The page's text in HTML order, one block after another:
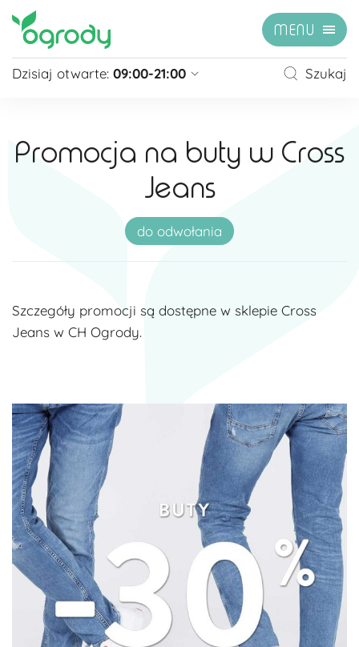
MENU
Dzisiaj otwarte: 09:00-21:00
zamknięte
Niedziela handlowa
10:00 - 20:00
Szukaj
Promocja na buty w Cross
Jeans
do odwołania
Szczegóły promocji są dostępne w sklepie Cross
Jeans w CH Ogrody.